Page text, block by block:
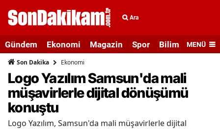
Ara
Gündem Ekonomi Magazin Spor Bilim veMENÜ
Son Dakika Ekonomi
Logo Yazılım Samsun'da mali
müşavirlerle dijital dönüşümü
konuştu
Logo Yazılım, Samsun'da mali müşavirlerle dijital